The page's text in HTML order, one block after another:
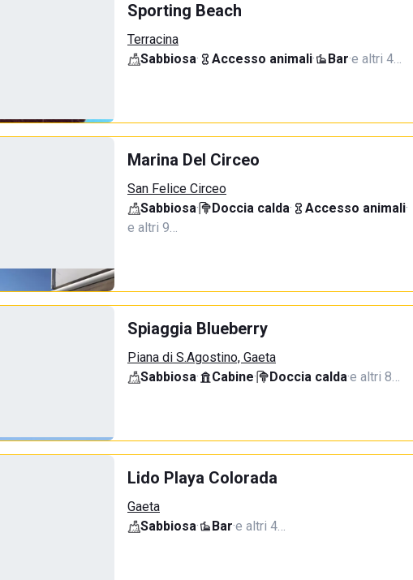
Sporting Beach
Terracina
Sabbiosa· Accesso animali· Bar·e altri 4…
Marina Del Circeo
San Felice Circeo
Sabbiosa· Doccia calda· Accesso animali·
e altri 9…
Spiaggia Blueberry
Piana di S.Agostino, Gaeta
Sabbiosa· Cabine· Doccia calda·e altri 8…
Lido Playa Colorada
Gaeta
Sabbiosa· Bar·e altri 4…